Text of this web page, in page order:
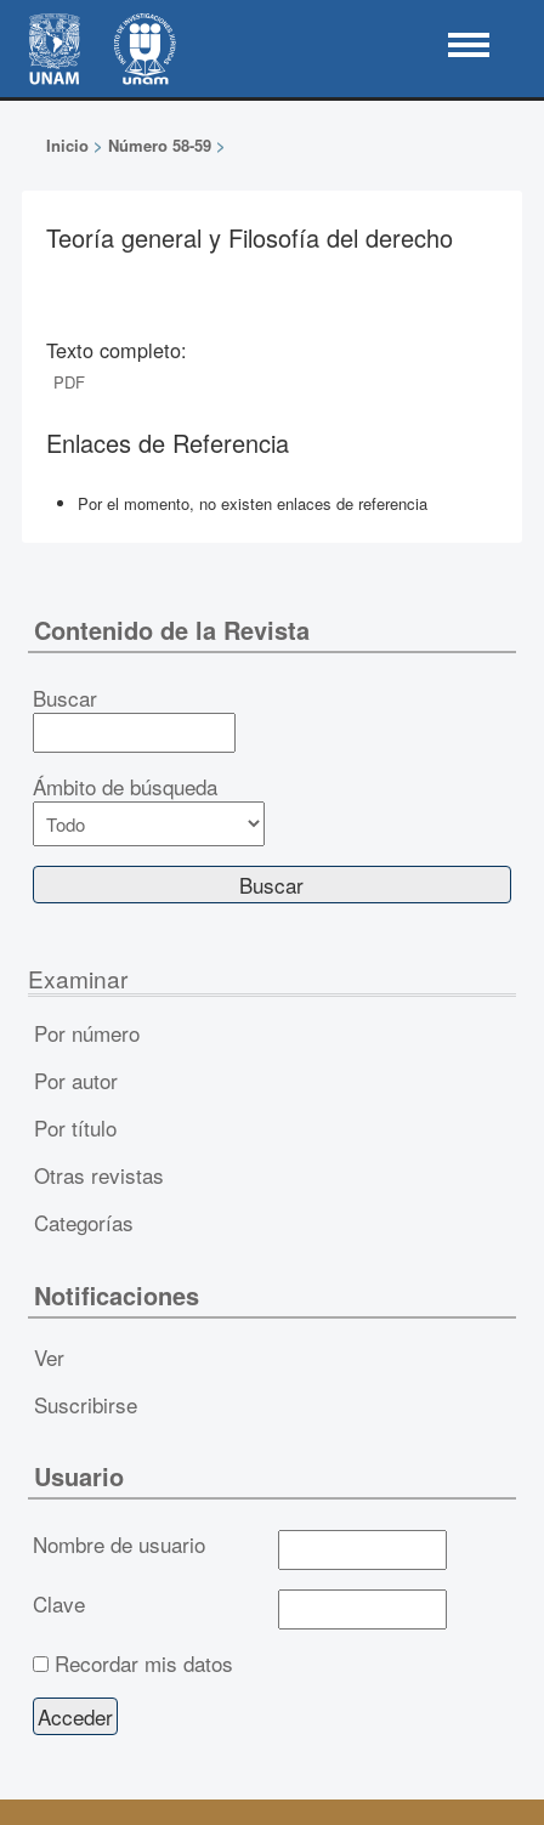
Inicio> Número 58-59>
Teoría general y Filosofía del derecho
Texto completo:
PDF
Enlaces de Referencia
Por el momento, no existen enlaces de referencia
Contenido de la Revista
Buscar
Ámbito de búsqueda
Examinar
Por número
Por autor
Por título
Otras revistas
Categorías
Notificaciones
Ver
Suscribirse
Usuario
Nombre de usuario
Clave
Recordar mis datos